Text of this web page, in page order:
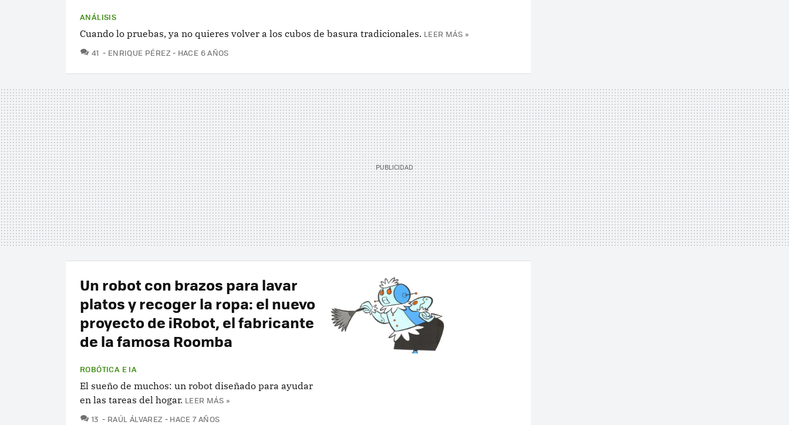
ANÁLISIS
Cuando lo pruebas, ya no quieres volver a los cubos de basura tradicionales. LEER MÁS »
41 COMENTARIOS
ENRIQUE PÉREZ HACE 6 AÑOS
Un robot con brazos para lavar
platos y recoger la ropa: el nuevo
proyecto de iRobot, el fabricante
de la famosa Roomba
ROBÓTICA E IA
El sueño de muchos: un robot diseñado para ayudar
en las tareas del hogar. LEER MÁS »
13 COMENTARIOS
RAÚL ÁLVAREZ HACE 7 AÑOS